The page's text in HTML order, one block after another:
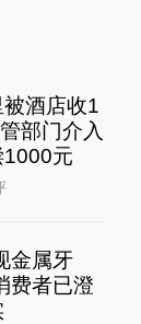
酒店收1
部门介入
1000元
金属牙
费者已澄